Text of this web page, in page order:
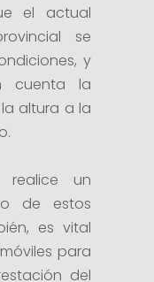
el actual
se
y
cuenta la
altura a la
realice un
de estos
es vital
para
del